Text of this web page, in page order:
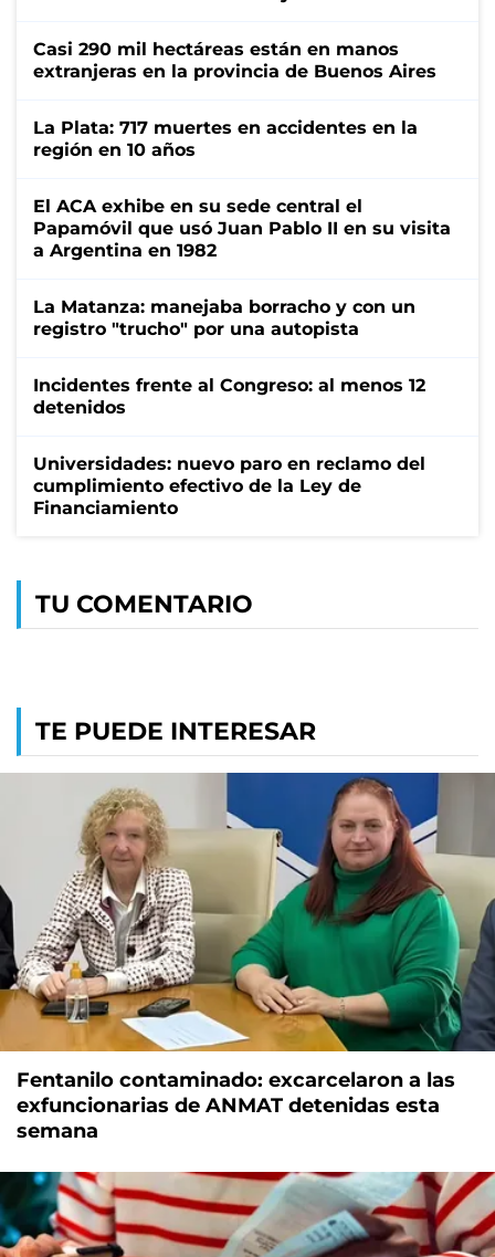
Casi 290 mil hectáreas están en manos
extranjeras en la provincia de Buenos Aires
La Plata: 717 muertes en accidentes en la
región en 10 años
El ACA exhibe en su sede central el
Papamóvil que usó Juan Pablo II en su visita
a Argentina en 1982
La Matanza: manejaba borracho y con un
registro "trucho" por una autopista
Incidentes frente al Congreso: al menos 12
detenidos
Universidades: nuevo paro en reclamo del
cumplimiento efectivo de la Ley de
Financiamiento
TU COMENTARIO
TE PUEDE INTERESAR
Fentanilo contaminado: excarcelaron a las
exfuncionarias de ANMAT detenidas esta
semana